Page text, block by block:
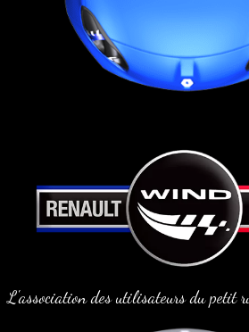
L'association des utilisateurs du petit